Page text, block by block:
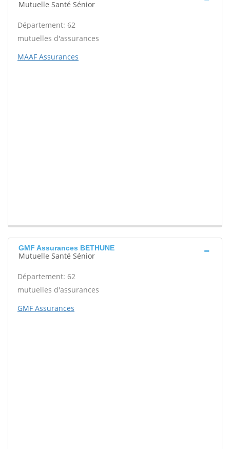
Mutuelle Santé Sénior
Département: 62
mutuelles d'assurances
MAAF Assurances
GMF Assurances BETHUNE
Mutuelle Santé Sénior
Département: 62
mutuelles d'assurances
GMF Assurances